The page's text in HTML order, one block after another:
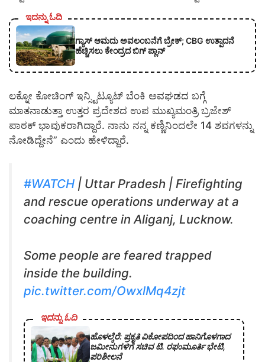
ಇದನ್ನು ಓದಿ
ಗ್ಯಾಸ್ ಆಮದು ಅವಲಂಬನೆಗೆ ಬ್ರೇಕ್; CBG ಉತ್ಪಾದನೆ
ಹೆಚ್ಚಿಸಲು ಕೇಂದ್ರದ ಬಿಗ್ ಪ್ಲಾನ್
ಲಕ್ನೋ ಕೋಚಿಂಗ್ ಇನ್ಸ್ಟಿಟ್ಯೂಟ್ ಬೆಂಕಿ ಅವಘಡದ ಬಗ್ಗೆ
ಮಾತನಾಡುತ್ತಾ ಉತ್ತರ ಪ್ರದೇಶದ ಉಪ ಮುಖ್ಯಮಂತ್ರಿ ಬ್ರಜೇಶ್
ಪಾಠಕ್ ಭಾವುಕರಾಗಿದ್ದಾರೆ. ನಾನು ನನ್ನ ಕಣ್ಣಿನಿಂದಲೇ 14 ಶವಗಳನ್ನು
ನೋಡಿದ್ದೇನೆ” ಎಂದು ಹೇಳಿದ್ದಾರೆ.
#WATCH | Uttar Pradesh | Firefighting
and rescue operations underway at a
coaching centre in Aliganj, Lucknow.
Some people are feared trapped
inside the building.
pic.twitter.com/OwxlMq4zjt
ಇದನ್ನು ಓದಿ
ಹೊಳಲ್ಕೆರೆ: ಪ್ರಕೃತಿ ವಿಕೋಪದಿಂದ ಹಾನಿಗೊಳಗಾದ
ಜಮೀನುಗಳಿಗೆ ಸಚಿವ ಟಿ. ರಘುಮೂರ್ತಿ ಭೇಟಿ,
ಪರಿಶೀಲನೆ